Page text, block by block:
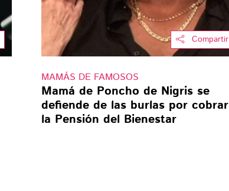
Compartir
MAMÁS DE FAMOSOS
Mamá de Poncho de Nigris se
defiende de las burlas por cobrar
la Pensión del Bienestar